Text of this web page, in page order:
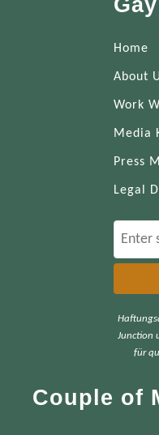
Home
About
Work
Media
Press
Legal
e
c
Junction
für
Couple of